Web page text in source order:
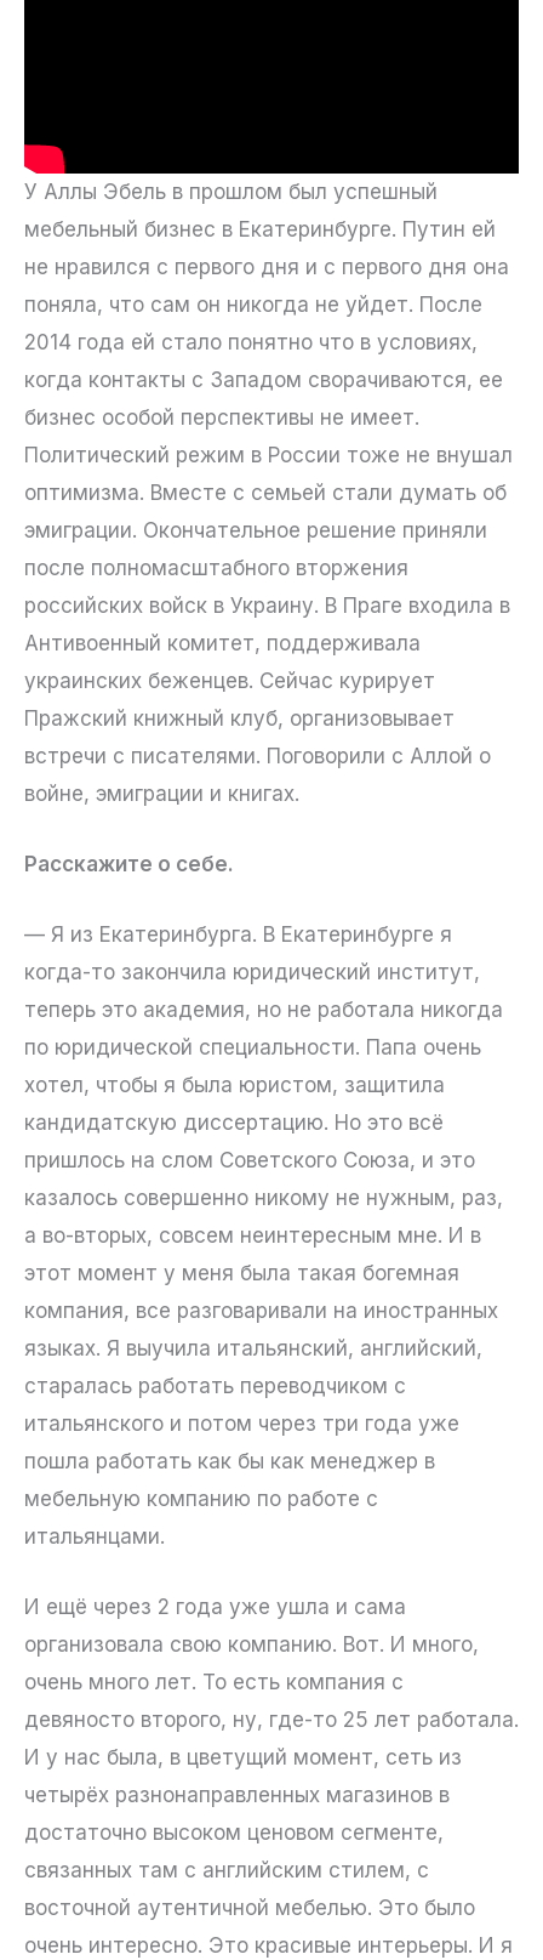
У Аллы Эбель в прошлом был успешный
мебельный бизнес в Екатеринбурге. Путин ей
не нравился с первого дня и с первого дня она
поняла, что сам он никогда не уйдет. После
2014 года ей стало понятно что в условиях,
когда контакты с Западом сворачиваются, ее
бизнес особой перспективы не имеет.
Политический режим в России тоже не внушал
оптимизма. Вместе с семьей стали думать об
эмиграции. Окончательное решение приняли
после полномасштабного вторжения
российских войск в Украину. В Праге входила в
Антивоенный комитет, поддерживала
украинских беженцев. Сейчас курирует
Пражский книжный клуб, организовывает
встречи с писателями. Поговорили с Аллой о
войне, эмиграции и книгах.
Расскажите о себе.
— Я из Екатеринбурга. В Екатеринбурге я
когда-то закончила юридический институт,
теперь это академия, но не работала никогда
по юридической специальности. Папа очень
хотел, чтобы я была юристом, защитила
кандидатскую диссертацию. Но это всё
пришлось на слом Советского Союза, и это
казалось совершенно никому не нужным, раз,
а во-вторых, совсем неинтересным мне. И в
этот момент у меня была такая богемная
компания, все разговаривали на иностранных
языках. Я выучила итальянский, английский,
старалась работать переводчиком с
итальянского и потом через три года уже
пошла работать как бы как менеджер в
мебельную компанию по работе с
итальянцами.
И ещё через 2 года уже ушла и сама
организовала свою компанию. Вот. И много,
очень много лет. То есть компания с
девяносто второго, ну, где-то 25 лет работала.
И у нас была, в цветущий момент, сеть из
четырёх разнонаправленных магазинов в
достаточно высоком ценовом сегменте,
связанных там с английским стилем, с
восточной аутентичной мебелью. Это было
очень интересно. Это красивые интерьеры. И я